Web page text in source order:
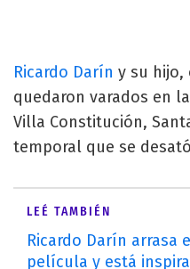
Ricardo Darín y su hijo,
quedaron varados en
Villa Constitución,
temporal que se
LEÉ TAMBIÉN
Ricardo Darín arrasa
película y está